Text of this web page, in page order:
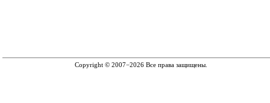
Copyright © 2007−2026 Все права защищены.